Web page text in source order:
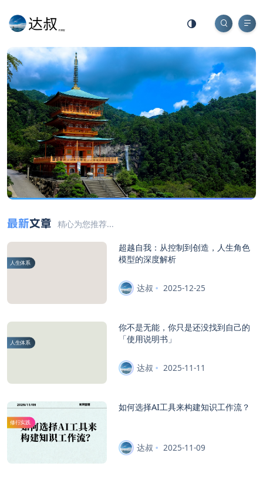
最新文章 精心为您推荐...
人生体系
超越自我：从控制到创造，人生角色
模型的深度解析
达叔 2025-12-25
人生体系
你不是无能，你只是还没找到自己的
「使用说明书」
达叔 2025-11-11
修行实践
如何选择AI工具来构建知识工作流？
达叔 2025-11-09